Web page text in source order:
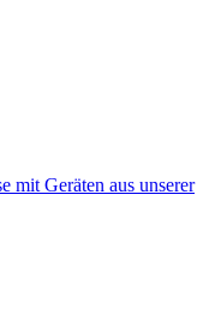
mit Geräten aus unserer